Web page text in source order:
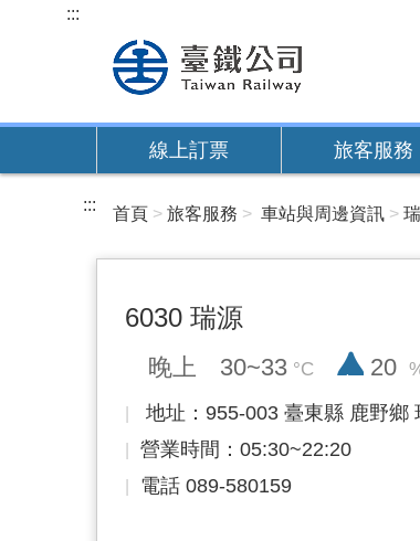
內
:::
線上訂票 旅客服務
::: 首頁 旅客服務 車站與周邊資訊
6030 瑞源
晚上 30~33 降
20
地址：955-003 臺東縣 鹿野鄉
營業時間：05:30~22:20
電話 089-580159